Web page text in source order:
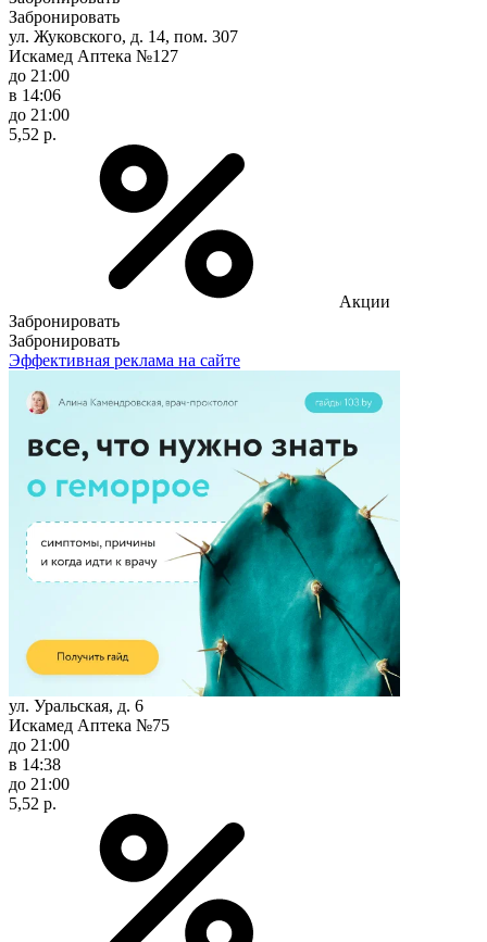
Забронировать
ул. Жуковского, д. 14, пом. 307
Искамед Аптека №127
до 21:00
в 14:06
до 21:00
5,52 р.
Акции
Забронировать
Забронировать
Эффективная реклама на сайте
ул. Уральская, д. 6
Искамед Аптека №75
до 21:00
в 14:38
до 21:00
5,52 р.